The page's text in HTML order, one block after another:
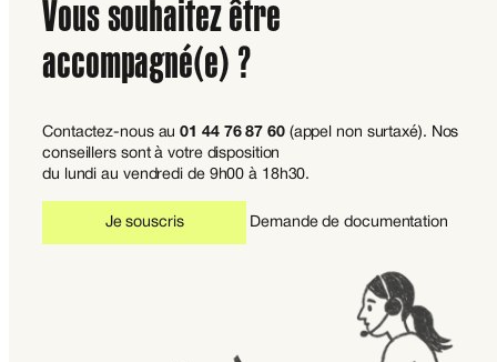
Vous souhaitez être
accompagné(e) ?
Contactez-nous au01 44 76 87 60(appel non surtaxé). Nos
conseillers sont à votre disposition
du lundi au vendredi de 9h00 à 18h30.
Je souscris Demande de documentation